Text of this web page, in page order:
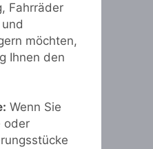
Fahrräder
möchten,
Ihnen den
Wenn Sie
oder